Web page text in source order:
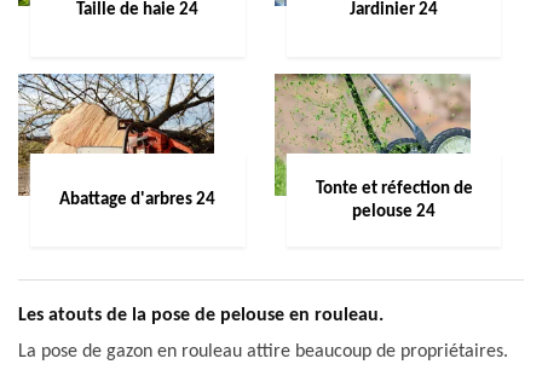
Taille de haie 24 Jardinier 24
Abattage d'arbres 24
Tonte et réfection de
pelouse 24
Les atouts de la pose de pelouse en rouleau.
La pose de gazon en rouleau attire beaucoup de propriétaires.